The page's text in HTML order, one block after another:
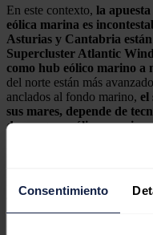
Consentimiento
En este contexto, la
eólica marina es
Asturias y Cantabria
Supercluster Atlantic
como hub eólico marino a
del norte están más
anclados al fondo marino, el
sus mares, depende de
de parques eólicos
aprovechamiento de eólica